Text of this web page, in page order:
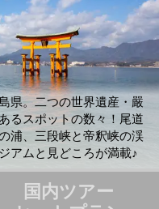
県。二つの世界遺産・嚴
るスポットの数々！尾道
浦、三段峡と帝釈峡の渓
アムと見どころが満載♪
国内ツアー